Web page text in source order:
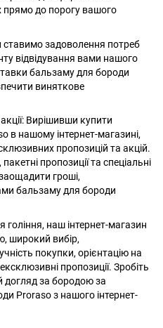
прямо до порогу вашого
ставимо задоволення потреб
відвідування вами нашого
бальзаму для бороди
виняткове
Вирішивши купити
в нашому інтернет-магазині,
пропозицій та акцій.
пропозиції та спеціальні
гроші,
бальзаму для бороди
наш інтернет-магазин
широкий вибір,
покупки, орієнтацію на
пропозиції. Зробіть
догляд за бородою за
Proraso з нашого інтернет-